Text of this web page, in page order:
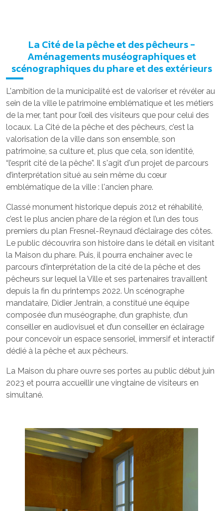
La Cité de la pêche et des pêcheurs -
Aménagements muséographiques et
scénographiques du phare et des extérieurs
L'ambition de la municipalité est de valoriser et révéler au
sein de la ville le patrimoine emblématique et les métiers
de la mer, tant pour l’œil des visiteurs que pour celui des
locaux. La Cité de la pêche et des pêcheurs, c’est la
valorisation de la ville dans son ensemble, son
patrimoine, sa culture et, plus que cela, son identité,
“l’esprit cité de la pêche”. Il s'agit d'un projet de parcours
d’interprétation situé au sein même du cœur
emblématique de la ville : l'ancien phare.
Classé monument historique depuis 2012 et réhabilité,
c’est le plus ancien phare de la région et l’un des tous
premiers du plan Fresnel-Reynaud d’éclairage des côtes.
Le public découvrira son histoire dans le détail en visitant
la Maison du phare. Puis, il pourra enchaîner avec le
parcours d’interprétation de la cité de la pêche et des
pêcheurs sur lequel la Ville et ses partenaires travaillent
depuis la fin du printemps 2022. Un scénographe
mandataire, Didier Jentrain, a constitué une équipe
composée d’un muséographe, d’un graphiste, d’un
conseiller en audiovisuel et d’un conseiller en éclairage
pour concevoir un espace sensoriel, immersif et interactif
dédié à la pêche et aux pêcheurs.
La Maison du phare ouvre ses portes au public début juin
2023 et pourra accueillir une vingtaine de visiteurs en
simultané.